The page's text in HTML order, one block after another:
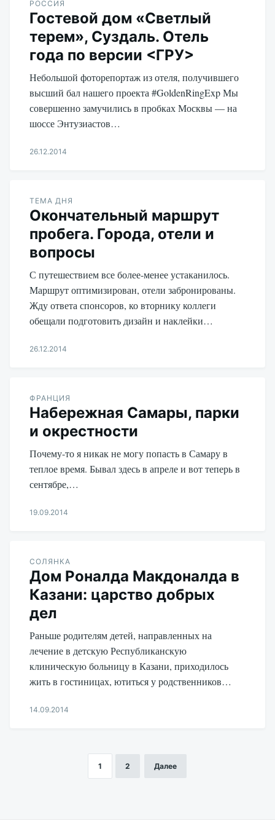
РОССИЯ
Гостевой дом «Светлый
терем», Суздаль. Отель
года по версии <ГРУ>
Небольшой фоторепортаж из отеля, получившего
высший бал нашего проекта #GoldenRingExp Мы
совершенно замучились в пробках Москвы — на
шоссе Энтузиастов…
26.12.2014
ТЕМА ДНЯ
Окончательный маршрут
пробега. Города, отели и
вопросы
С путешествием все более-менее устаканилось.
Маршрут оптимизирован, отели забронированы.
Жду ответа спонсоров, ко вторнику коллеги
обещали подготовить дизайн и наклейки…
26.12.2014
ФРАНЦИЯ
Набережная Самары, парки
и окрестности
Почему-то я никак не могу попасть в Самару в
теплое время. Бывал здесь в апреле и вот теперь в
сентябре,…
19.09.2014
СОЛЯНКА
Дом Роналда Макдоналда в
Казани: царство добрых
дел
Раньше родителям детей, направленных на
лечение в детскую Республиканскую
клиническую больницу в Казани, приходилось
жить в гостиницах, ютиться у родственников…
14.09.2014
Пагинация
1 2 Далее